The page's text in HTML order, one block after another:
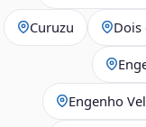
Curuzu Dois
Engenho